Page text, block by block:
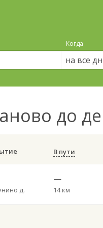
Когда
на все
до
В пути
д.
—
14 км